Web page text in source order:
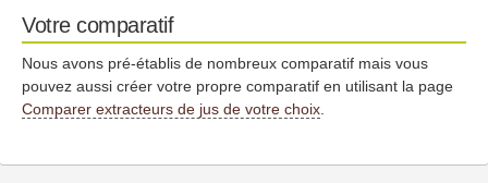
Votre comparatif
Nous avons pré-établis de nombreux comparatif mais vous
pouvez aussi créer votre propre comparatif en utilisant la page
Comparer extracteurs de jus de votre choix